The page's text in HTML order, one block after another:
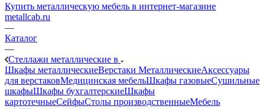
Купить металлическую мебель в интернет-магазине
metallcab.ru
—
Каталог
—
Стеллажи металлические в
Шкафы металлическиеВерстаки МеталлическиеАксессуары
для верстаковМедицинская мебельШкафы газовыеСушильные
шкафыШкафы бухгалтерскиеШкафы
картотечныеСейфыСтолы производственныеМебель